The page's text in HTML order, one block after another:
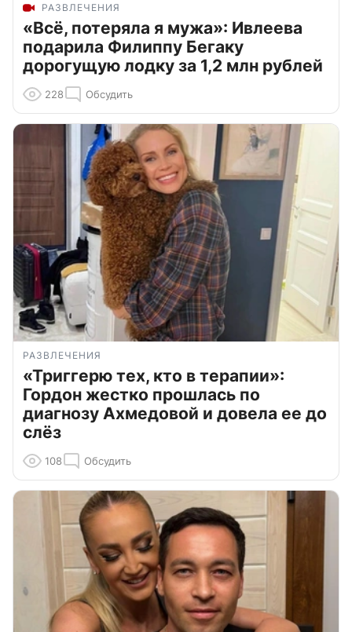
РАЗВЛЕЧЕНИЯ
«Всё, потеряла я мужа»: Ивлеева
подарила Филиппу Бегаку
дорогущую лодку за 1,2 млн рублей
228 Обсудить
РАЗВЛЕЧЕНИЯ
«Триггерю тех, кто в терапии»:
Гордон жестко прошлась по
диагнозу Ахмедовой и довела ее до
слёз
108 Обсудить